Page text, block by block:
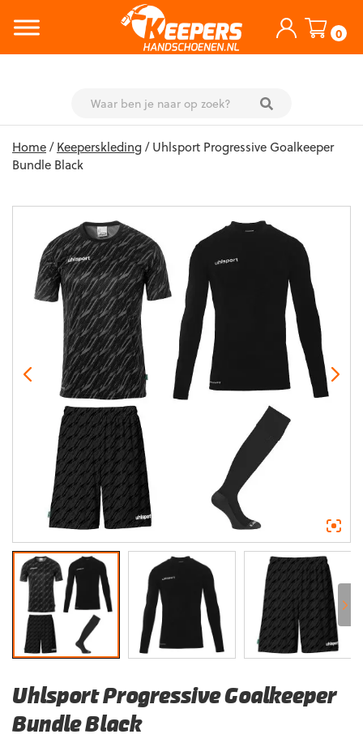
0
content
Home/Keeperskleding/ Uhlsport Progressive Goalkeeper
Bundle Black
Uhlsport Progressive Goalkeeper
Bundle Black